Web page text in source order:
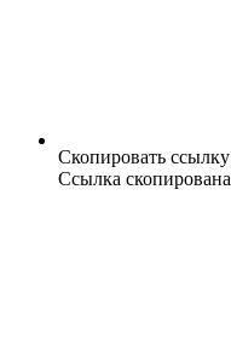
Скопировать ссылку
Ссылка скопирована